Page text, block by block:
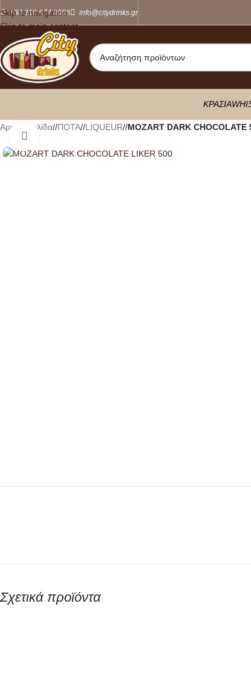
Skip to navigation
Skip to main content
+30 210 674 8886 info@citydrinks.gr
ΚΡΑΣΙΑ
Αρχική σελίδα/ ΠΟΤΑ/ LIQUEUR/ MOZART DARK CHOCOLATE
Σχετικά προϊόντα